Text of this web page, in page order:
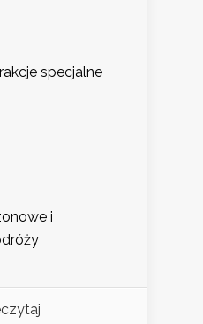
specjalne
i